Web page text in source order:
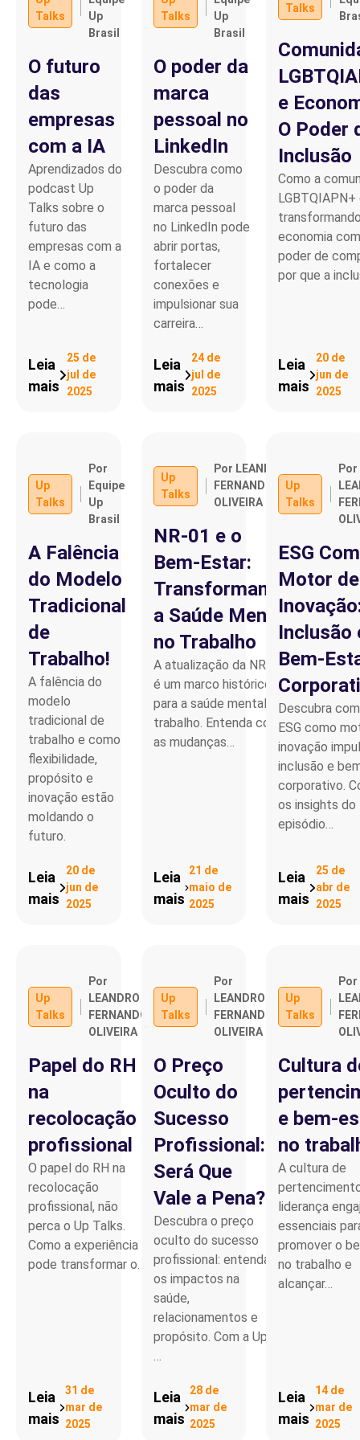
Parceiro de Vendas
Trabalhe Conosco
Talks
Up
Brasil
O futuro
das
empresas
com a IA
Aprendizados do
podcast Up
Talks sobre o
futuro das
empresas com a
IA e como a
tecnologia
pode…
Leia
mais
25 de
jul de
2025
Talks
Up
Brasil
O poder da
marca
pessoal no
LinkedIn
Descubra como
o poder da
marca pessoal
no LinkedIn pode
abrir portas,
fortalecer
conexões e
impulsionar sua
carreira…
Leia
mais
24 de
jul de
2025
Talks
e
O Poder
Inclusão
Como a
economia
poder de
por que a
Leia
mais
20 de
jun de
2025
Up
Talks
Por
Equipe
Up
Brasil
A Falência
do Modelo
Tradicional
de
Trabalho!
A falência do
modelo
tradicional de
trabalho e como
flexibilidade,
propósito e
inovação estão
moldando o
futuro.
Leia
mais
20 de
jun de
2025
Up
Talks
Por LEANDRO
FERNANDO
OLIVEIRA
NR-01 e o
Bem-Estar:
Transformando
a Saúde Mental
no Trabalho
A atualização da NR-01
é um marco histórico
para a saúde mental no
trabalho. Entenda como
as mudanças…
Leia
mais
21 de
maio de
2025
Up
Talks
Por
ESG
Motor de
Inclusão
Bem-
Descubra
ESG como
inovação
inclusão e
corporativo.
os insights do
episódio…
Leia
mais
25 de
abr de
2025
Up
Talks
Por
LEANDRO
FERNANDO
OLIVEIRA
Papel do RH
na
recolocação
profissional
O papel do RH na
recolocação
profissional, não
perca o Up Talks.
Como a experiência
pode transformar o…
Leia
mais
31 de
mar de
2025
Up
Talks
Por
LEANDRO
FERNANDO
OLIVEIRA
O Preço
Oculto do
Sucesso
Profissional:
Será Que
Vale a Pena?
Descubra o preço
oculto do sucesso
profissional: entenda
os impactos na
saúde,
relacionamentos e
propósito. Com a Up,
…
Leia
mais
28 de
mar de
2025
Up
Talks
Por
Cultura
e bem-
no
A cultura de
liderança
essenciais
promover o
no trabalho e
alcançar…
Leia
mais
14 de
mar de
2025